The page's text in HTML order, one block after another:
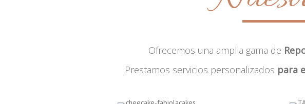
Ofrecemos una amplia gama de
Prestamos servicios personalizados para